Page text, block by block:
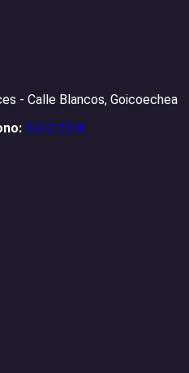
- Calle Blancos, Goicoechea
2202 2300